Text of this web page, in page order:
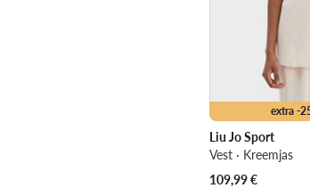
extra -
Liu Jo Sport
Vest · Kreemjas
109,99€